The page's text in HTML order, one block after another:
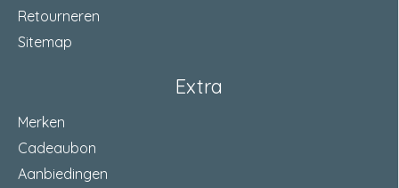
Retourneren
Sitemap
Extra
Merken
Cadeaubon
Aanbiedingen